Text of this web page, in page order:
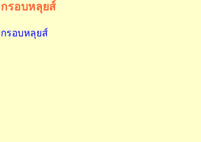
กรอบหลุยส์
กรอบหลุยส์